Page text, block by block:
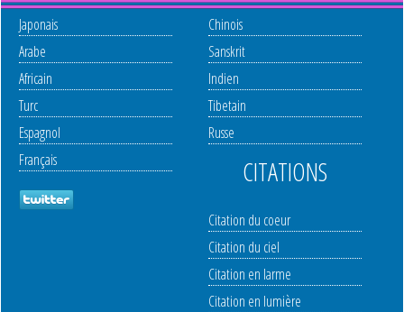
Japonais
Arabe
Africain
Turc
Espagnol
Français
Chinois
Sanskrit
Indien
Tibetain
Russe
CITATIONS
Citation du coeur
Citation du ciel
Citation en larme
Citation en lumière